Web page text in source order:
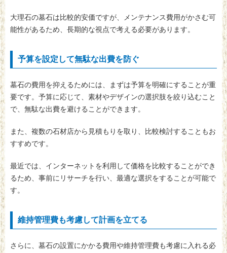
大理石の墓石は比較的安価ですが、メンテナンス費用がかさむ可
能性があるため、長期的な視点で考える必要があります。
予算を設定して無駄な出費を防ぐ
墓石の費用を抑えるためには、まずは予算を明確にすることが重
要です。予算に応じて、素材やデザインの選択肢を絞り込むこと
で、無駄な出費を避けることができます。
また、複数の石材店から見積もりを取り、比較検討することもお
すすめです。
最近では、インターネットを利用して価格を比較することができ
るため、事前にリサーチを行い、最適な選択をすることが可能で
す。
維持管理費も考慮して計画を立てる
さらに、墓石の設置にかかる費用や維持管理費も考慮に入れる必